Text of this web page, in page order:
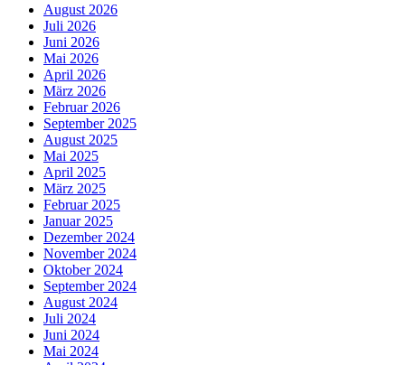
August 2026
Juli 2026
Juni 2026
Mai 2026
April 2026
März 2026
Februar 2026
September 2025
August 2025
Mai 2025
April 2025
März 2025
Februar 2025
Januar 2025
Dezember 2024
November 2024
Oktober 2024
September 2024
August 2024
Juli 2024
Juni 2024
Mai 2024